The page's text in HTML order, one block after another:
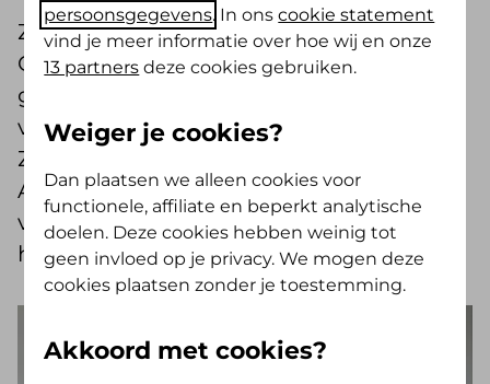
Zwanger? Dan komt er veel op je af.
Gelukkig zijn sommige dingen makkelijk
geregeld, zoals het gratis kraampakket
van De Friesland. Willemijn Hoedjes uit
Zuid-Scharwoude, moeder van dochter
Aimée en van zoon Floris, weet daar alles
van. “Super handig om dit in huis te
hebben.”
persoonsgegevens. In onscookie statement
vind je meer informatie over hoe wij en onze
13 partners deze cookies gebruiken.
Weiger je cookies?
Dan plaatsen we alleen cookies voor
functionele, affiliate en beperkt analytische
doelen. Deze cookies hebben weinig tot
geen invloed op je privacy. We mogen deze
cookies plaatsen zonder je toestemming.
Akkoord met cookies?